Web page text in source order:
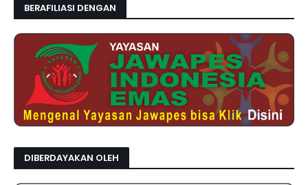
BERAFILIASI DENGAN
DIBERDAYAKAN OLEH